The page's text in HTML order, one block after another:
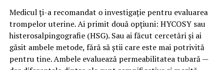
vorbim despre festivism, ci despre dialog, despre
întărirea identității, despre respect și despre dezvoltare.
Este momentul în care România își poate asculta
oamenii și îi poate invita să participe la construirea
viitorului țării”, a declaratMarius Bostan, antreprenor
Medicul ți-a recomandat o investigație pentru evaluarea
trompelor uterine. Ai primit două opțiuni: HYCOSY sau
histerosalpingografie (HSG). Sau ai făcut cercetări și ai
găsit ambele metode, fără să știi care este mai potrivită
pentru tine. Ambele evaluează permeabilitatea tubară —